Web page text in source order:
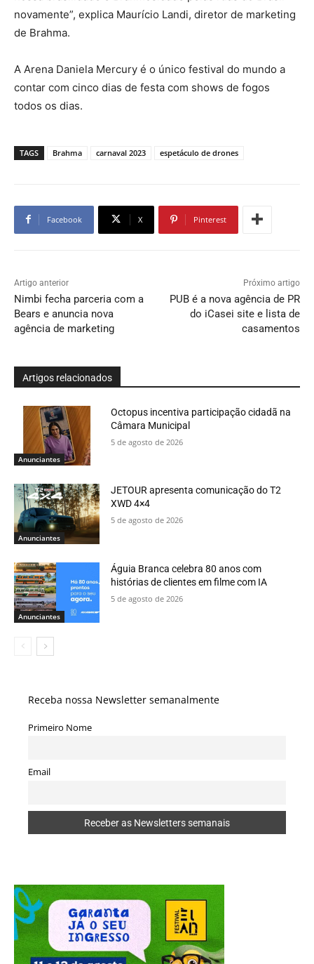
novamente”, explica Maurício Landi, diretor de marketing
de Brahma.
A Arena Daniela Mercury é o único festival do mundo a
contar com cinco dias de festa com shows de fogos
todos os dias.
TAGS Brahma carnaval 2023 espetáculo de drones
Facebook X Pinterest
Artigo anterior
Nimbi fecha parceria com a
Bears e anuncia nova
agência de marketing
Próximo artigo
PUB é a nova agência de PR
do iCasei site e lista de
casamentos
Artigos relacionados
Anunciantes
Octopus incentiva participação cidadã na
Câmara Municipal
5 de agosto de 2026
Anunciantes
JETOUR apresenta comunicação do T2
XWD 4×4
5 de agosto de 2026
Anunciantes
Águia Branca celebra 80 anos com
histórias de clientes em filme com IA
5 de agosto de 2026
Receba nossa Newsletter semanalmente
Primeiro Nome
Email